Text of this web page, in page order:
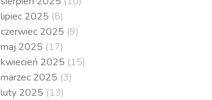
lipiec 2025 (8)
czerwiec 2025 (9)
maj 2025 (17)
kwiecień 2025 (15)
marzec 2025 (3)
luty 2025 (13)